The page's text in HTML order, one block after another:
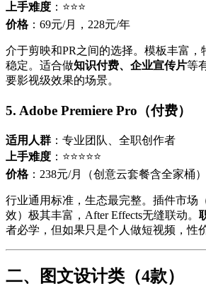
上手难度 ：⭐⭐⭐
价格：69元/月，228元/年
介于剪映和PR之间的选择。模板丰富，
稳定。适合做知识付费、企业宣传片等
要影视级效果的场景。
5. Adobe Premiere Pro（付费）
适用人群 ：专业团队、全职创作者
上手难度 ：⭐⭐⭐⭐⭐
价格：238元/月（创意云套餐含全家桶）
行业通用标准，生态最完整。插件市场
效）极其丰富，After Effects无缝联动。
者必学，但如果只是个人做短视频，性
二、图文设计类（4款）